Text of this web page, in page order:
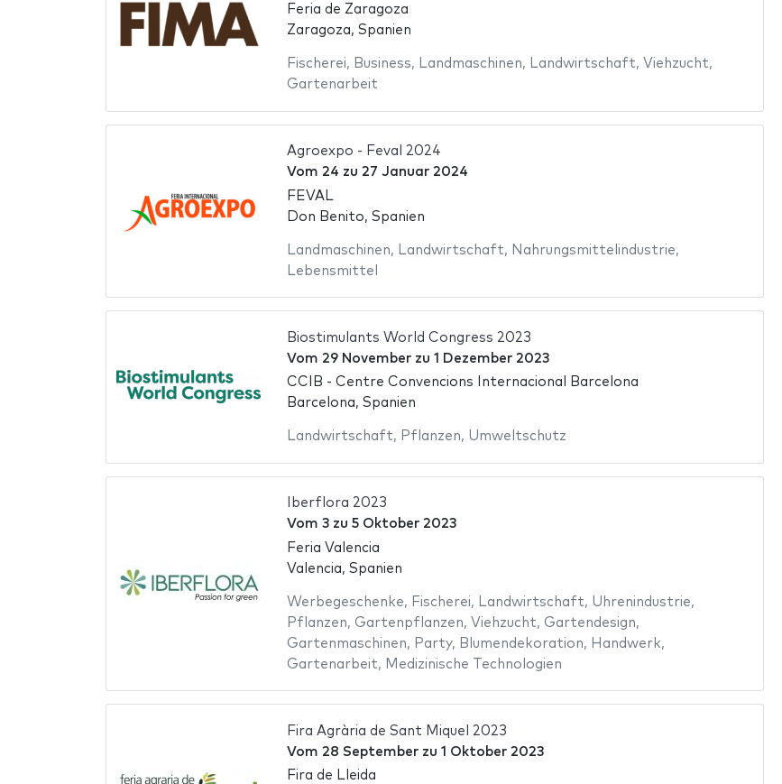
Feria de Zaragoza
Zaragoza, Spanien
Fischerei, Business, Landmaschinen, Landwirtschaft, Viehzucht,
Gartenarbeit
Agroexpo - Feval 2024
Vom 24 zu 27 Januar 2024
FEVAL
Don Benito, Spanien
Landmaschinen, Landwirtschaft, Nahrungsmittelindustrie,
Lebensmittel
Biostimulants World Congress 2023
Vom 29 Novemberzu 1 Dezember 2023
CCIB - Centre Convencions Internacional Barcelona
Barcelona, Spanien
Landwirtschaft, Pflanzen, Umweltschutz
Iberflora 2023
Vom 3zu 5 Oktober 2023
Feria Valencia
Valencia, Spanien
Werbegeschenke, Fischerei, Landwirtschaft, Uhrenindustrie,
Pflanzen, Gartenpflanzen, Viehzucht, Gartendesign,
Gartenmaschinen, Party, Blumendekoration, Handwerk,
Gartenarbeit, Medizinische Technologien
Fira Agrària de Sant Miquel 2023
Vom 28 Septemberzu 1 Oktober 2023
Fira de Lleida